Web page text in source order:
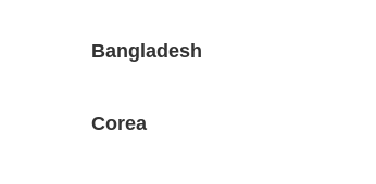
Bangladesh
Corea